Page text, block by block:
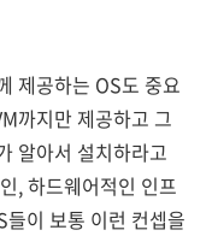
제공하는 OS도 중요
까지만 제공하고 그
알아서 설치하라고
, 하드웨어적인 인프
이 보통 이런 컨셉을